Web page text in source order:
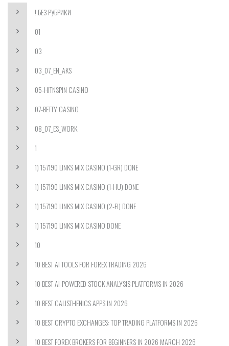
! БЕЗ РУБРИКИ
01
03
03_07_EN_AKS
05-HITNSPIN CASINO
07-BETTY CASINO
08_07_ES_WORK
1
1) 157190 LINKS MIX CASINO (1-GR) DONE
1) 157190 LINKS MIX CASINO (1-HU) DONE
1) 157190 LINKS MIX CASINO (2-FI) DONE
1) 157190 LINKS MIX CASINO DONE
10
10 BEST AI TOOLS FOR FOREX TRADING 2026
10 BEST AI-POWERED STOCK ANALYSIS PLATFORMS IN 2026
10 BEST CALISTHENICS APPS IN 2026
10 BEST CRYPTO EXCHANGES: TOP TRADING PLATFORMS IN 2026
10 BEST FOREX BROKERS FOR BEGINNERS IN 2026 MARCH 2026